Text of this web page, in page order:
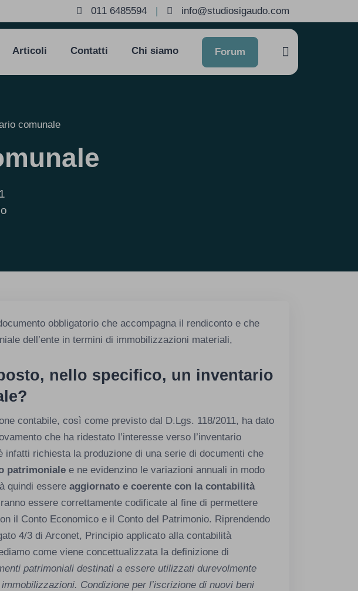
011 6485594 | info@studiosigaudo.com
Articoli Contatti Chi siamo Forum
comunale
obbligatorio che accompagna il rendiconto e che
dell’ente in termini di immobilizzazioni materiali,
nello specifico, un inventario
contabile, così come previsto dal D.Lgs. 118/2011, ha dato
che ha ridestato l’interesse verso l’inventario
infatti richiesta la produzione di una serie di documenti che
patrimoniale e ne evidenzino le variazioni annuali in modo
quindi essereaggiornato e coerente con la contabilità
essere correttamente codificate al fine di permettere
il Conto Economico e il Conto del Patrimonio. Riprendendo
4/3 di Arconet, Principio applicato alla contabilità
come viene concettualizzata la definizione di
patrimoniali destinati a essere utilizzati durevolmente
Condizione per l’iscrizione di nuovi beni